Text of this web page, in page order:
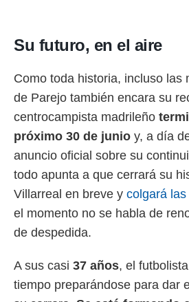
Su futuro, en el aire
Como toda historia, incluso las
de Parejo también encara su
centrocampista madrileño
próximo 30 de junio y, a día
anuncio oficial sobre su
todo apunta a que cerrará su
Villarreal en breve y colgará
el momento no se habla de
de despedida.
A sus casi 37 años, el
tiempo preparándose para dar